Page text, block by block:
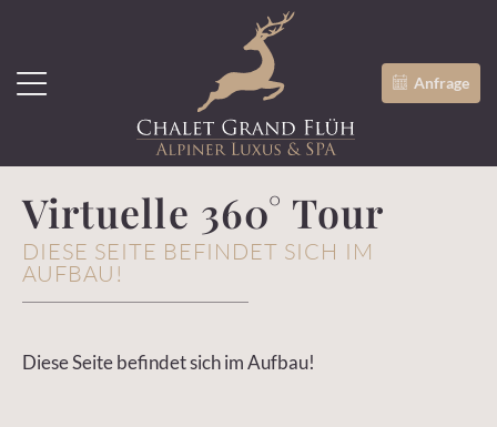
Anfrage
Virtuelle 360° Tour
DIESE SEITE BEFINDET SICH IM
AUFBAU!
Diese Seite befindet sich im Aufbau!